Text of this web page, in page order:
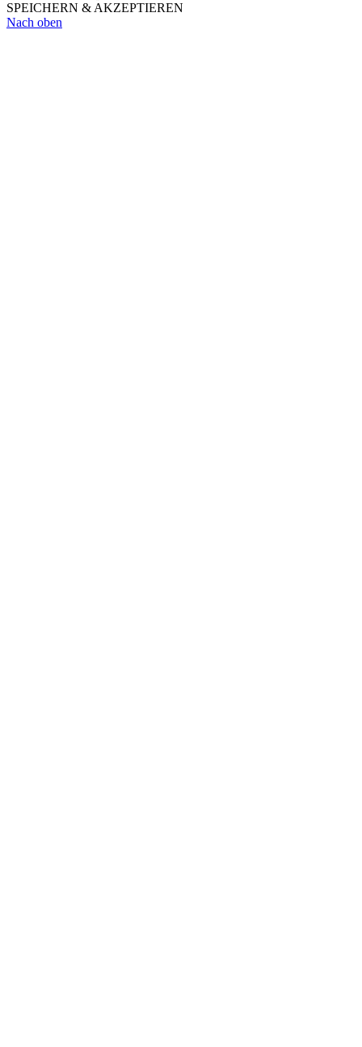
SPEICHERN & AKZEPTIEREN
Nach oben